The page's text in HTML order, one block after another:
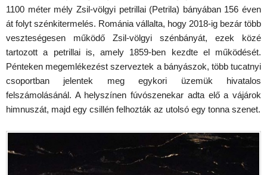
1100 méter mély Zsil-völgyi petrillai (Petrila) bányában 156 éven
át folyt szénkitermelés. Románia vállalta, hogy 2018-ig bezár több
veszteségesen működő Zsil-völgyi szénbányát, ezek közé
tartozott a petrillai is, amely 1859-ben kezdte el működését.
Pénteken megemlékezést szerveztek a bányászok, több tucatnyi
csoportban jelentek meg egykori üzemük hivatalos
felszámolásánál. A helyszínen fúvószenekar adta elő a vájárok
himnuszát, majd egy csillén felhozták az utolsó egy tonna szenet.